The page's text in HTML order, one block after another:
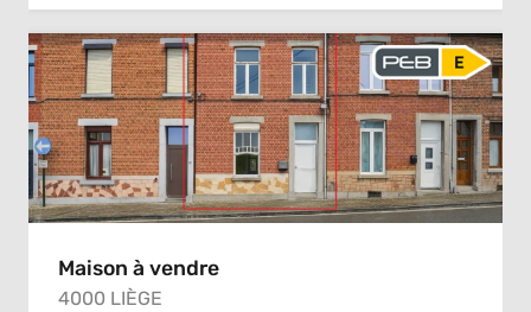
Maison à vendre
4000 LIÈGE